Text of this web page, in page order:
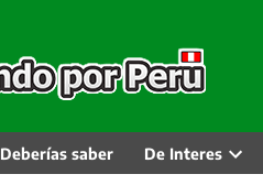
Deberías saber De Interes